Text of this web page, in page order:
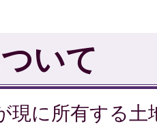
いて
現に所有する土